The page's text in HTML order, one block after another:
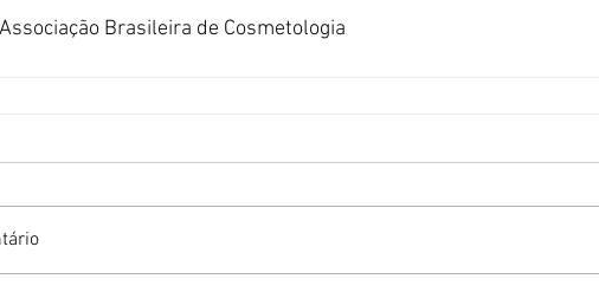
Brasileira de Cosmetologia